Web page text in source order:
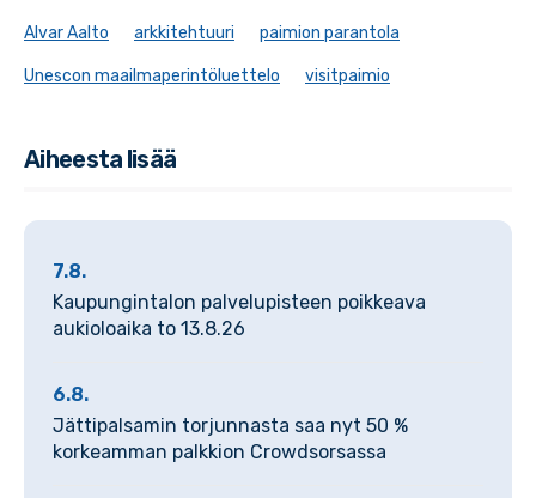
Alvar Aalto arkkitehtuuri paimion parantola
Unescon maailmaperintöluettelo visitpaimio
Aiheesta lisää
7.8.
Kaupungintalon palvelupisteen poikkeava
aukioloaika to 13.8.26
6.8.
Jättipalsamin torjunnasta saa nyt 50 %
korkeamman palkkion Crowdsorsassa